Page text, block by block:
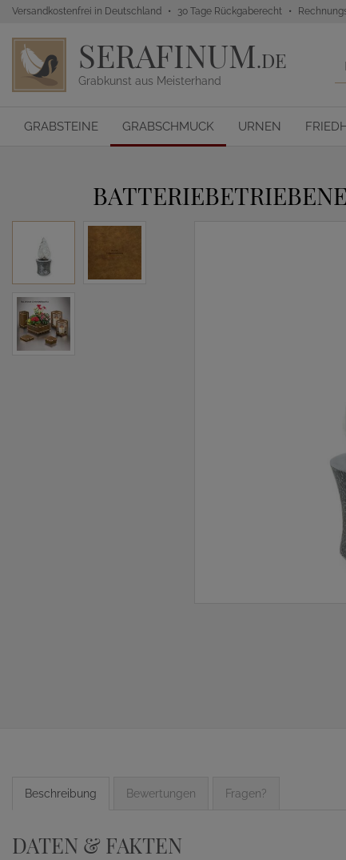
Versandkostenfrei in Deutschland 30 Tage Rückgaberecht
SERAFINUM.DE
Grabkunst aus Meisterhand
GRABSTEINE GRABSCHMUCK URNEN
Beschreibung Bewertungen Fragen?
DATEN & FAKTEN